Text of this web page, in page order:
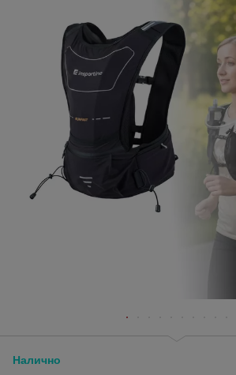
Налично